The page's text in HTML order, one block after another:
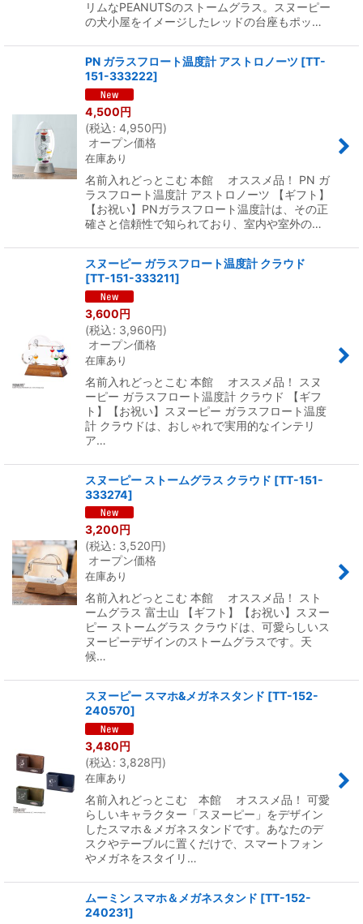
リムなPEANUTSのストームグラス。スヌーピー
の犬小屋をイメージしたレッドの台座もポッ…
PN ガラスフロート温度計 アストロノーツ [TT-
151-333222]
4,500円
(税込: 4,950円)
オープン価格
在庫あり
名前入れどっとこむ 本館 オススメ品！ PN ガ
ラスフロート温度計 アストロノーツ 【ギフト】
【お祝い】PNガラスフロート温度計は、その正
確さと信頼性で知られており、室内や室外の…
スヌーピー ガラスフロート温度計 クラウド
[TT-151-333211]
3,600円
(税込: 3,960円)
オープン価格
在庫あり
名前入れどっとこむ 本館 オススメ品！ スヌ
ーピー ガラスフロート温度計 クラウド 【ギフ
ト】【お祝い】スヌーピー ガラスフロート温度
計 クラウドは、おしゃれで実用的なインテリ
ア…
スヌーピー ストームグラス クラウド [TT-151-
333274]
3,200 円
(税込: 3,520円)
オープン価格
在庫あり
名前入れどっとこむ 本館 オススメ品！ スト
ームグラス 富士山 【ギフト】【お祝い】スヌー
ピー ストームグラス クラウドは、可愛らしいス
ヌーピーデザインのストームグラスです。天
候…
スヌーピー スマホ&メガネスタンド [TT-152-
240570]
3,480円
(税込: 3,828円)
在庫あり
名前入れどっとこむ 本館 オススメ品！ 可愛
らしいキャラクター「スヌーピー」をデザイン
したスマホ＆メガネスタンドです。あなたのデ
スクやテーブルに置くだけで、スマートフォン
やメガネをスタイリ…
ムーミン スマホ＆メガネスタンド [TT-152-
240231]